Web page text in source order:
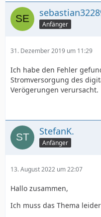
Anfänger
31. Dezember 2019 um 11:29
Ich habe den Fehler
Stromversorgung des
Verögerungen verursacht.
StefanK.
Anfänger
13. August 2022 um 22:07
Hallo zusammen,
Ich muss das Thema